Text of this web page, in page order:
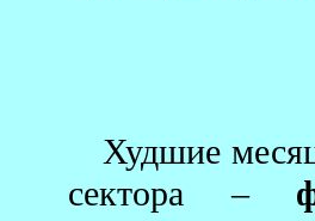
Худшие
сектора –